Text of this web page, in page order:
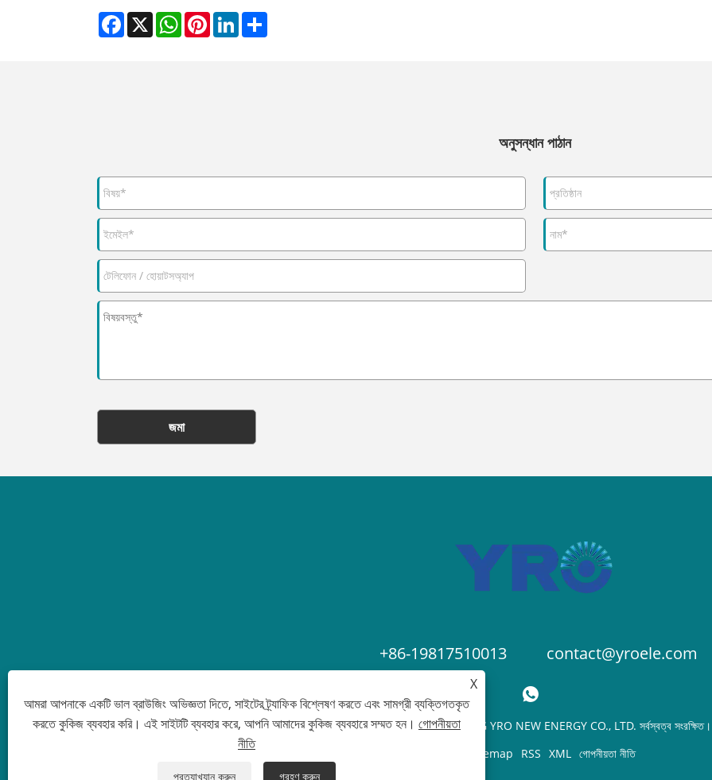
Facebook
X WhatsAppPinterestLinkedIn
অনুসন্ধান পাঠান
জমা
+86-19817510013 contact@yroele.com
কপিরাইট © 2024 ZHEJIANG YRO NEW ENERGY CO., LTD. সর্বস্বত্ব সংরক্ষিত।
Sitemap RSS XML গোপনীয়তা নীতি
X
আমরা আপনাকে একটি ভাল ব্রাউজিং অভিজ্ঞতা দিতে, সাইটের ট্র্যাফিক বিশ্লেষণ করতে এবং সামগ্রী ব্যক্তিগতকৃত
করতে কুকিজ ব্যবহার করি। এই সাইটটি ব্যবহার করে, আপনি আমাদের কুকিজ ব্যবহারে সম্মত হন। গোপনীয়তা
নীতি
প্রত্যাখ্যান করুন গ্রহণ করুন